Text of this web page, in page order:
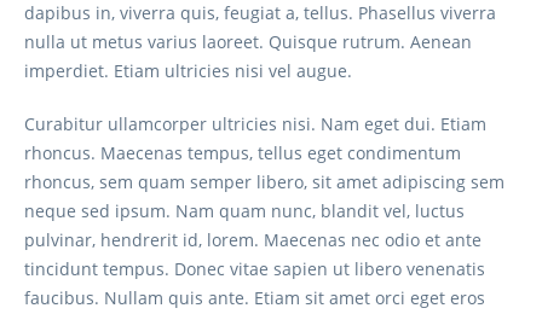
dapibus in, viverra quis, feugiat a, tellus. Phasellus viverra
nulla ut metus varius laoreet. Quisque rutrum. Aenean
imperdiet. Etiam ultricies nisi vel augue.
Curabitur ullamcorper ultricies nisi. Nam eget dui. Etiam
rhoncus. Maecenas tempus, tellus eget condimentum
rhoncus, sem quam semper libero, sit amet adipiscing sem
neque sed ipsum. Nam quam nunc, blandit vel, luctus
pulvinar, hendrerit id, lorem. Maecenas nec odio et ante
tincidunt tempus. Donec vitae sapien ut libero venenatis
faucibus. Nullam quis ante. Etiam sit amet orci eget eros